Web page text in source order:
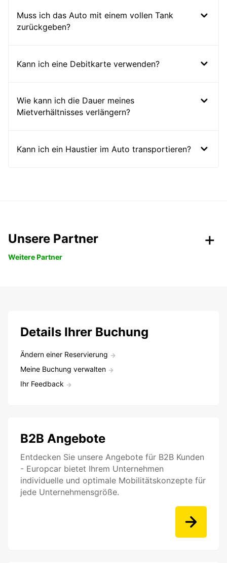
Muss ich das Auto mit einem vollen Tank
zurückgeben?
Kann ich eine Debitkarte verwenden?
Wie kann ich die Dauer meines
Mietverhältnisses verlängern?
Kann ich ein Haustier im Auto transportieren?
Unsere Partner
Weitere Partner
Details Ihrer Buchung
Ändern einer Reservierung
Meine Buchung verwalten
Ihr Feedback
B2B Angebote
Entdecken Sie unsere Angebote für B2B Kunden
- Europcar bietet Ihrem Unternehmen
individuelle und optimale Mobilitätskonzepte für
jede Unternehmensgröße.